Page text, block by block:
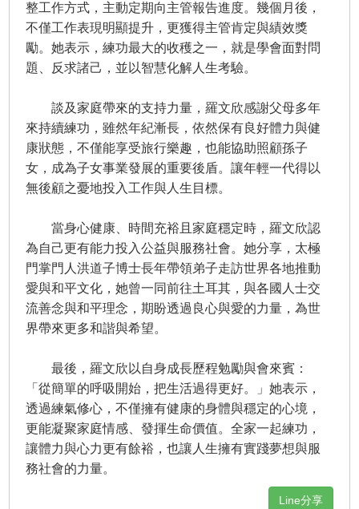
整工作方式，主動定期向主管報告進度。幾個月後，
不僅工作表現明顯提升，更獲得主管肯定與績效獎
勵。她表示，練功最大的收穫之一，就是學會面對問
題、反求諸己，並以智慧化解人生考驗。
談及家庭帶來的支持力量，羅文欣感謝父母多年
來持續練功，雖然年紀漸長，依然保有良好體力與健
康狀態，不僅能享受旅行樂趣，也能協助照顧孫子
女，成為子女事業發展的重要後盾。讓年輕一代得以
無後顧之憂地投入工作與人生目標。
當身心健康、時間充裕且家庭穩定時，羅文欣認
為自己更有能力投入公益與服務社會。她分享，太極
門掌門人洪道子博士長年帶領弟子走訪世界各地推動
愛與和平文化，她曾一同前往土耳其，與各國人士交
流善念與和平理念，期盼透過良心與愛的力量，為世
界帶來更多和諧與希望。
最後，羅文欣以自身成長歷程勉勵與會來賓：
「從簡單的呼吸開始，把生活過得更好。」她表示，
透過練氣修心，不僅擁有健康的身體與穩定的心境，
更能凝聚家庭情感、發揮生命價值。全家一起練功，
讓體力與心力更有餘裕，也讓人生擁有實踐夢想與服
務社會的力量。
Line分享